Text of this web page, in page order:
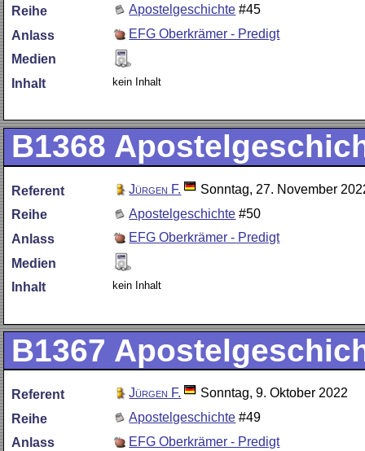
Reihe
Apostelgeschichte #45
Anlass
EFG Oberkrämer - Predigt
Medien
Inhalt
kein Inhalt
B1368
Referent Jürgen F.
Sonntag, 27. November
Reihe
Apostelgeschichte #50
Anlass
EFG Oberkrämer - Predigt
Medien
Inhalt
kein Inhalt
B1367
Referent Jürgen F.
Sonntag, 9. Oktober 2022
Reihe
Apostelgeschichte #49
Anlass
EFG Oberkrämer - Predigt